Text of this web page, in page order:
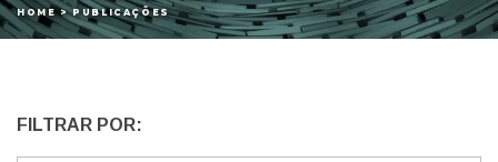
HOME > PUBLICAÇÕES
FILTRAR POR: